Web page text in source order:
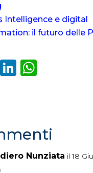
Intelligence e digital
il futuro delle
Li
dI
n
W
A
p
Nunziata il 18